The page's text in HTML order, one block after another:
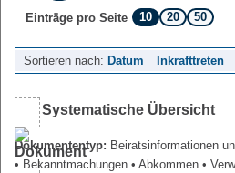
Einträge pro Seite
10 20 50
Sortieren nach: Datum Inkrafttreten
Systematische Übersicht
Dokumententyp: Beiratsinformationen
• Bekanntmachungen • Abkommen •